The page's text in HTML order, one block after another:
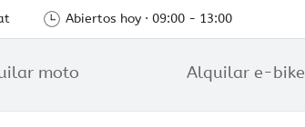
Abiertos hoy · 09:00 - 13:00
moto Alquilar e-bike